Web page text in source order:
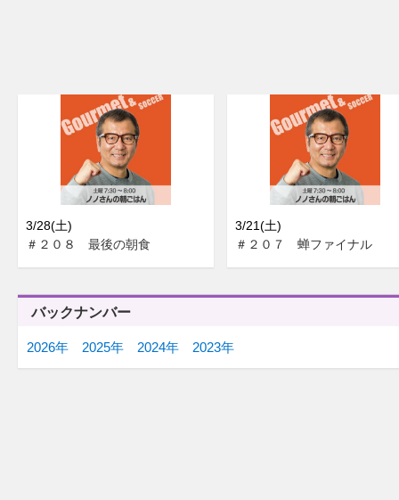
3/28(土)
＃２０８ 最後の朝食
3/21(土)
＃２０７ 蝉ファイナル
バックナンバー
2026年 2025年 2024年 2023年